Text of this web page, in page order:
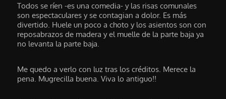
Todos se ríen -es una comedia- y las risas comunales
son espectaculares y se contagian a dolor. Es más
divertido. Huele un poco a choto y los asientos son con
reposabrazos de madera y el muelle de la parte baja ya
no levanta la parte baja.
Me quedo a verlo con luz tras los créditos. Merece la
pena. Mugrecilla buena. Viva lo antiguo!!